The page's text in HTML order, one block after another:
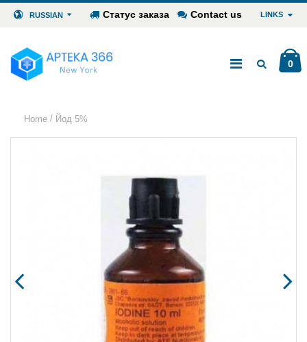
RUSSIAN Статус заказа Contact us LINKS
0
Home / Йод 5%